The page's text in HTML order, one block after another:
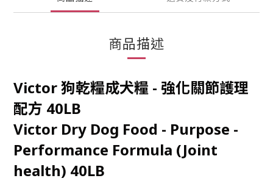
商品描述
Victor 狗乾糧成犬糧 - 強化關節護理
配方 40LB
Victor Dry Dog Food - Purpose -
Performance Formula (Joint
health) 40LB